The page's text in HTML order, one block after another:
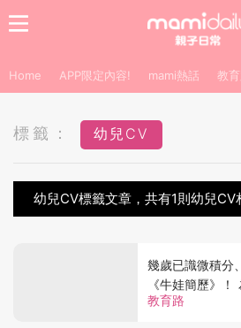
Home APP限定內容! mami熱話 教
標籤： 幼兒CV
幼兒CV標籤文章，共有1則幼兒CV
教育路
幾歲已識微積分
《牛娃簡歷》
遠超愛因斯坦智